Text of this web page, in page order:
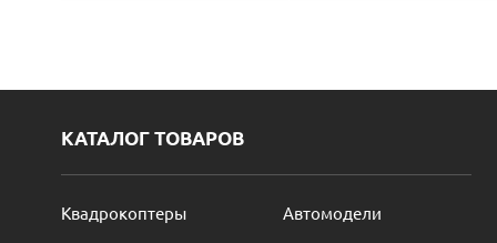
КАТАЛОГ ТОВАРОВ
Квадрокоптеры
Автомодели